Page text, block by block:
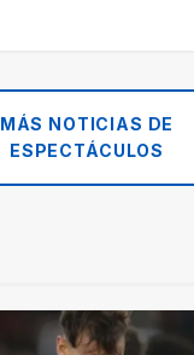
MÁS NOTICIAS DE
ESPECTÁCULOS